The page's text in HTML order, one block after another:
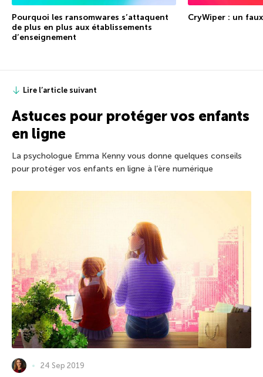
Pourquoi les ransomwares s’attaquent
de plus en plus aux établissements
d’enseignement
CryWiper : un
Lire l’article suivant
Astuces pour protéger vos enfants
en ligne
La psychologue Emma Kenny vous donne quelques conseils
pour protéger vos enfants en ligne à l’ère numérique
24 Sep 2019